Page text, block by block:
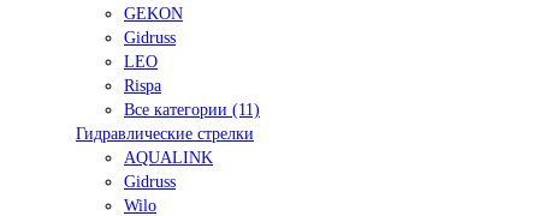
GEKON
Gidruss
LEO
Rispa
Все категории (11)
Гидравлические стрелки
AQUALINK
Gidruss
Wilo